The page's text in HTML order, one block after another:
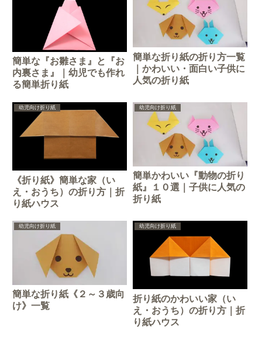
簡単な『お雛さま』と『お
内裏さま』｜幼児でも作れ
る簡単折り紙
簡単な折り紙の折り方一覧
｜かわいい・面白い子供に
人気の折り紙
幼児向け折り紙
《折り紙》簡単な家（い
え・おうち）の折り方｜折
り紙ハウス
幼児向け折り紙
簡単かわいい『動物の折り
紙』１０選｜子供に人気の
折り紙
幼児向け折り紙
簡単な折り紙《２～３歳向
け》一覧
幼児向け折り紙
折り紙のかわいい家（い
え・おうち）の折り方｜折
り紙ハウス